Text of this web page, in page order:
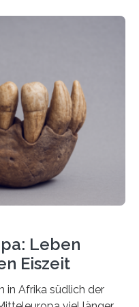
die sich durch
Jun.-Prof. Dr.
an der
Mainz (JGU), und ihr
Lengai in Tansania
die Tremore
Ort in…
Leben
Eiszeit
in Afrika südlich der